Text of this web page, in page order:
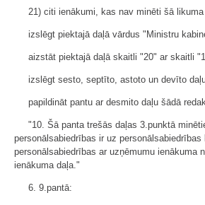
21) citi ienākumi, kas nav minēti šā
izslēgt piektajā daļā vārdus "Ministru
aizstāt piektajā daļā skaitli "20" ar skaitli
izslēgt sesto, septīto, astoto un devīto
papildināt pantu ar desmito daļu šādā
"10. Šā panta trešās daļas 3.punktā
personālsabiedrības ir uz personālsabiedrības
personālsabiedrības ar uzņēmumu ienākuma
ienākuma daļa."
6. 9.pantā: